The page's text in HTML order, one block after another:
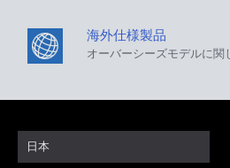
海外仕様製品
オーバーシーズモデルに関
日本